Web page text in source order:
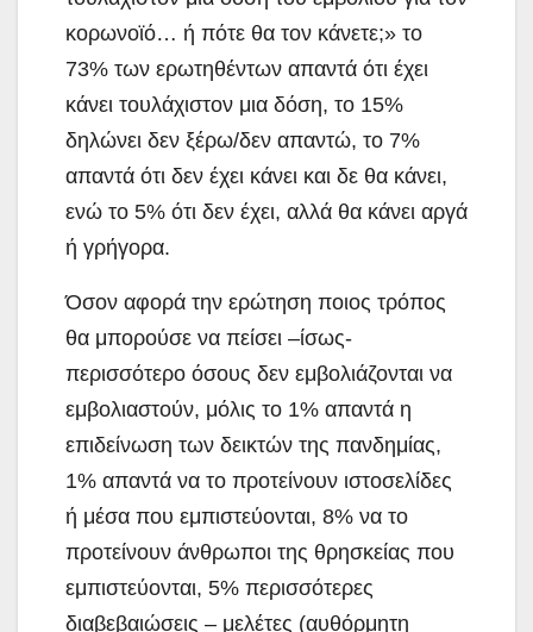
κορωνοϊό… ή πότε θα τον κάνετε;» το
73% των ερωτηθέντων απαντά ότι έχει
κάνει τουλάχιστον μια δόση, το 15%
δηλώνει δεν ξέρω/δεν απαντώ, το 7%
απαντά ότι δεν έχει κάνει και δε θα κάνει,
ενώ το 5% ότι δεν έχει, αλλά θα κάνει αργά
ή γρήγορα.
Όσον αφορά την ερώτηση ποιος τρόπος
θα μπορούσε να πείσει –ίσως-
περισσότερο όσους δεν εμβολιάζονται να
εμβολιαστούν, μόλις το 1% απαντά η
επιδείνωση των δεικτών της πανδημίας,
1% απαντά να το προτείνουν ιστοσελίδες
ή μέσα που εμπιστεύονται, 8% να το
προτείνουν άνθρωποι της θρησκείας που
εμπιστεύονται, 5% περισσότερες
διαβεβαιώσεις – μελέτες (αυθόρμητη